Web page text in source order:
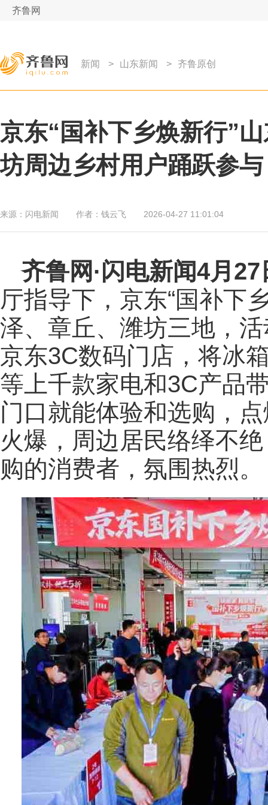
齐鲁网
新闻 > 山东新闻 > 齐鲁原创
京东“国补下乡焕新行”
坊周边乡村用户踊跃参与
来源： 闪电新闻 作者： 钱云飞 2026-04-27 11:01:04
齐鲁网 ·闪电新闻4月27
厅指导下，京东“国补下
泽、章丘、潍坊三地，
京东3C数码门店，将冰
等上千款家电和3C产品
门口就能体验和选购，
火爆，周边居民络绎不
购的消费者，氛围热烈。